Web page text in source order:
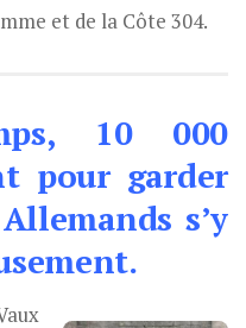
et de la Côte 304.
10 000
pour garder
s’y